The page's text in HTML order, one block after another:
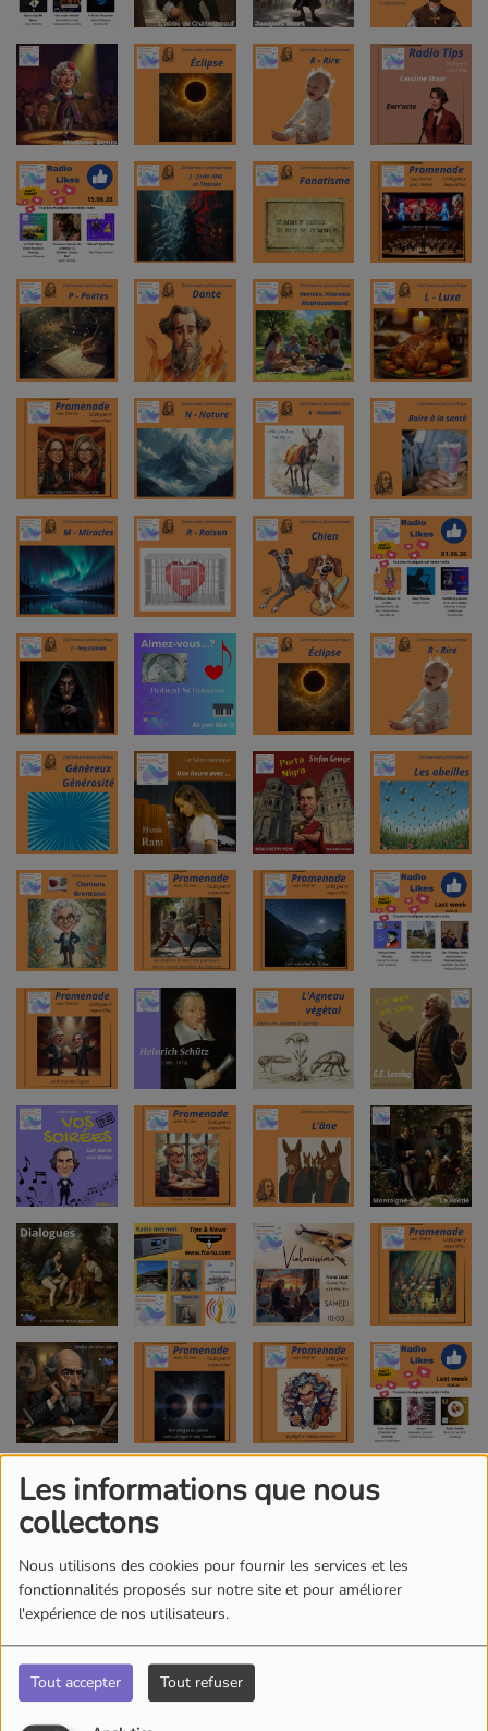
Les informations que nous
collectons
Nous utilisons des cookies pour fournir les services et les
fonctionnalités proposés sur notre site et pour améliorer
l'expérience de nos utilisateurs.
Tout accepter Tout refuser